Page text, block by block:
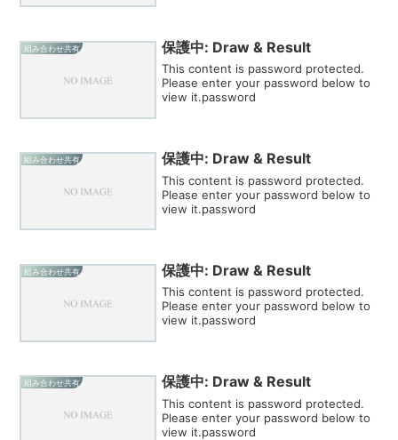
組み合わせ共有 保護中: Draw & Result
This content is password protected.
Please enter your password below to
view it.password
組み合わせ共有 保護中: Draw & Result
This content is password protected.
Please enter your password below to
view it.password
組み合わせ共有 保護中: Draw & Result
This content is password protected.
Please enter your password below to
view it.password
組み合わせ共有 保護中: Draw & Result
This content is password protected.
Please enter your password below to
view it.password